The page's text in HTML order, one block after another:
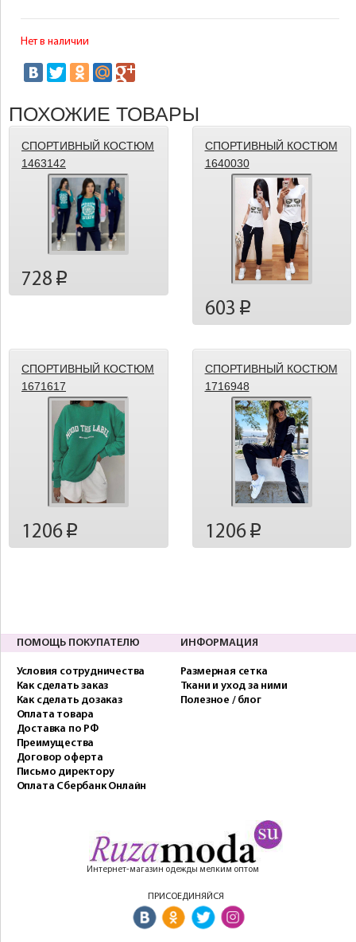
Нет в наличии
ПОХОЖИЕ ТОВАРЫ
СПОРТИВНЫЙ КОСТЮМ
1463142
728 p
СПОРТИВНЫЙ КОСТЮМ
1640030
603 p
СПОРТИВНЫЙ КОСТЮМ
1671617
1206 p
СПОРТИВНЫЙ КОСТЮМ
1716948
1206p
ПОМОЩЬ ПОКУПАТЕЛЮ
Условия сотрудничества
Как сделать заказ
Как сделать дозаказ
Оплата товара
Доставка по РФ
Преимущества
Договор оферта
Письмо директору
Оплата Сбербанк Онлайн
ИНФОРМАЦИЯ
Размерная сетка
Ткани и уход за ними
Полезное / блог
Интернет-магазин одежды мелким оптом
ПРИСОЕДИНЯЙСЯ